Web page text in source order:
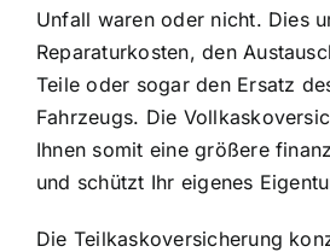
Unfall waren oder nicht. Dies
Reparaturkosten, den
Teile oder sogar den Ersatz
Fahrzeugs. Die
Ihnen somit eine größere
und schützt Ihr eigenes
Die Teilkaskoversicherung